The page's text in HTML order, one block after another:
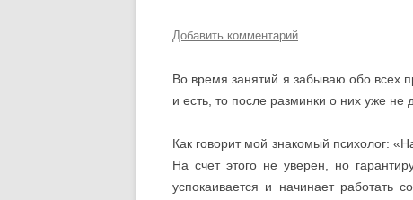
Добавить комментарий
Во время занятий я забываю обо всех
и есть, то после разминки о них уже не
Как говорит мой знакомый психолог:
На счет этого не уверен, но
успокаивается и начинает работать